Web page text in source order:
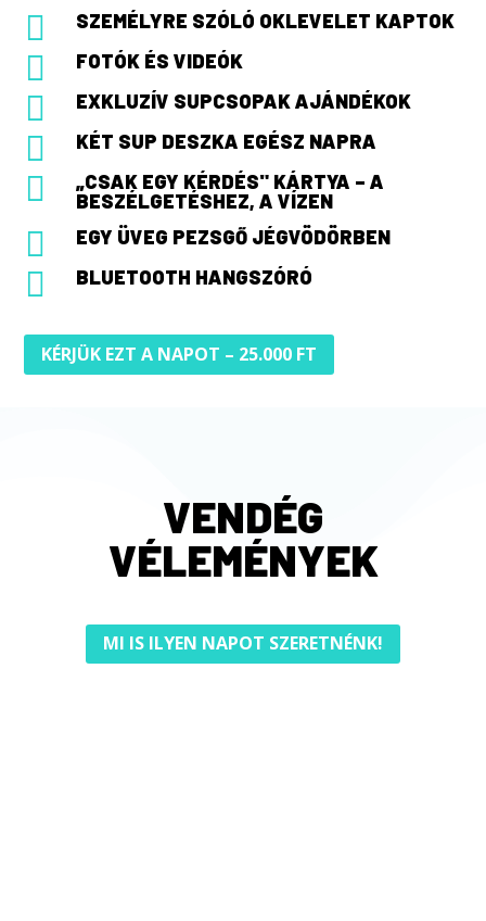

SZEMÉLYRE SZÓLÓ OKLEVELET KAPTOK
 FOTÓK ÉS VIDEÓK
 EXKLUZÍV SUPCSOPAK AJÁNDÉKOK
 KÉT SUP DESZKA EGÉSZ NAPRA

„CSAK EGY KÉRDÉS" KÁRTYA – A
BESZÉLGETÉSHEZ, A VÍZEN
 EGY ÜVEG PEZSGŐ JÉGVÖDÖRBEN
 BLUETOOTH HANGSZÓRÓ
KÉRJÜK EZT A NAPOT – 25.000 FT
VENDÉG
VÉLEMÉNYEK
MI IS ILYEN NAPOT SZERETNÉNK!